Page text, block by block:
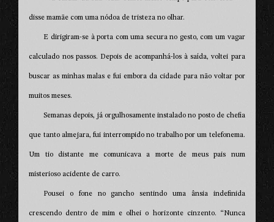
disse mamãe com uma nódoa de tristeza no olhar.
E dirigiram-se à porta com uma secura no gesto, com um vagar
calculado nos passos. Depois de acompanhá-los à saída, voltei para
buscar as minhas malas e fui embora da cidade para não voltar por
muitos meses.
Semanas depois, já orgulhosamente instalado no posto de chefia
que tanto almejara, fui interrompido no trabalho por um telefonema.
Um tio distante me comunicava a morte de meus pais num
misterioso acidente de carro.
Pousei o fone no gancho sentindo uma ânsia indefinida
crescendo dentro de mim e olhei o horizonte cinzento. “Nunca